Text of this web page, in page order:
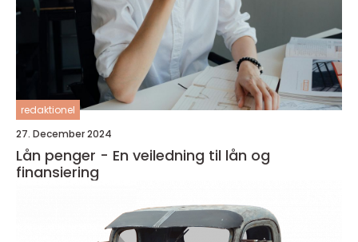
redaktionel
27. December 2024
Lån penger - En veiledning til lån og
finansiering